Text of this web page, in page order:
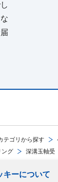
キーについて
テゴリから探す
ング
深溝玉軸受